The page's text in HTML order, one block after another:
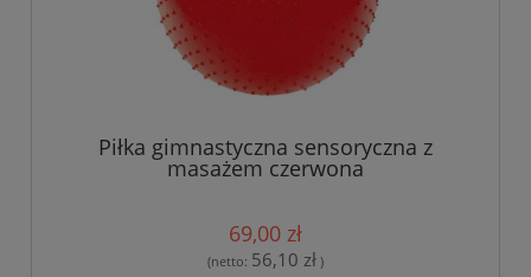
Piłka gimnastyczna sensoryczna z
masażem czerwona
69,00 zł
(netto: 56,10 zł )